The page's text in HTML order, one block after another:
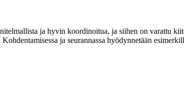
ja hyvin koordinoitua, ja siihen on varattu
ja seurannassa hyödynnetään